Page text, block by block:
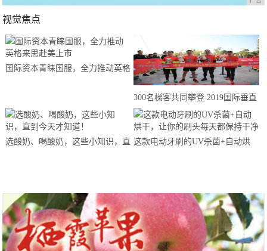
视觉焦点
国际资本青睐国服，全力推动英格
300名梯客共同攀登 2019国际垂直
马拉松超级精英赛顺德海骏达中心
站欢乐开跑
选酸奶、喝酸奶，这些小知识，直 这款电动牙刷的UV杀菌+自动烘